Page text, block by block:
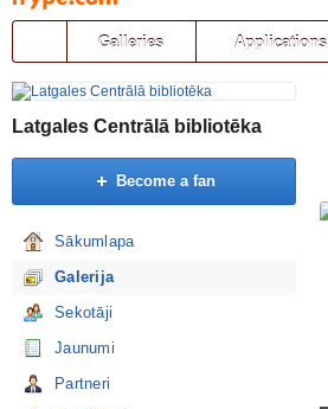
uz
saturu
Galleries Applications
Latgales Centrālā bibliotēka
Become a fan
Sākumlapa
Galerija
Sekotāji
Jaunumi
Partneri